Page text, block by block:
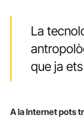
La
que ja ets
A la Internet pots